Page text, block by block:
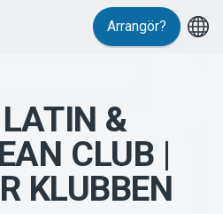
Arrangör?
&
CLUB |
KLUBBEN